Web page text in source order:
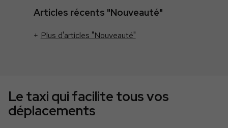
Articles récents "Nouveauté"
Plus d'articles "Nouveauté"
Le taxi qui facilite tous vos
déplacements